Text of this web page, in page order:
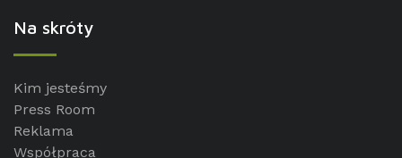
Na skróty
Kim jesteśmy
Press Room
Reklama
Współpraca